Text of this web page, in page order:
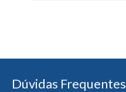
Dúvidas Frequentes